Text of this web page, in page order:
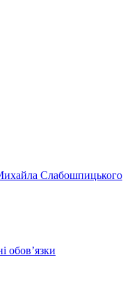
Михайла Слабошпицького
обов’язки